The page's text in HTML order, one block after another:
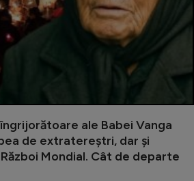
ale Babei Vanga
de extratereștri, dar și
Mondial. Cât de departe